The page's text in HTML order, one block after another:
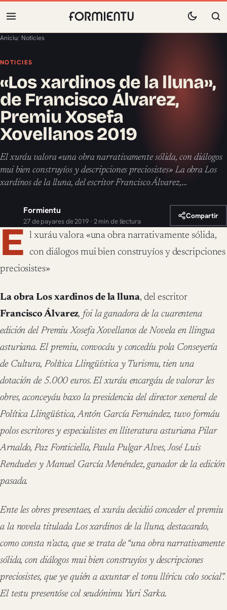
Aniciu/ Noticies
NOTICIES
«Los xardinos de la lluna»,
de Francisco Álvarez,
Premiu Xosefa
Xovellanos 2019
El xuráu valora «una obra narrativamente sólida, con diálogos
mui bien construyíos y descripciones preciosistes» La obra Los
xardinos de la lluna, del escritor Francisco Álvarez,…
Formientu
27 de payares de 2019 · 2 min de llectura
Compartir
E l xuráu valora «una obra narrativamente sólida,
con diálogos mui bien construyíos y descripciones
preciosistes»
La obra Los xardinos de la lluna, del escritor
Francisco Álvarez, foi la ganadora de la cuarentena
edición del Premiu Xosefa Xovellanos de Novela en llingua
asturiana. El premiu, convocáu y concedíu pola Conseyería
de Cultura, Política Llingüística y Turismu, tien una
dotación de 5.000 euros. El xuráu encargáu de valorar les
obres, aconceyáu baxo la presidencia del director xeneral de
Política Llingüística, Antón García Fernández, tuvo formáu
polos escritores y especialistes en lliteratura asturiana Pilar
Arnaldo, Paz Fonticiella, Paula Pulgar Alves, José Luis
Rendueles y Manuel García Menéndez, ganador de la edición
pasada.
Ente les obres presentaes, el xuráu decidió conceder el premiu
a la novela titulada Los xardinos de la lluna, destacando,
como consta n’acta, que se trata de “una obra narrativamente
sólida, con diálogos mui bien construyíos y descripciones
preciosistes, que ye quién a axuntar el tonu llíricu colo social”.
El testu presentóse col seudónimu Yuri Sarka.